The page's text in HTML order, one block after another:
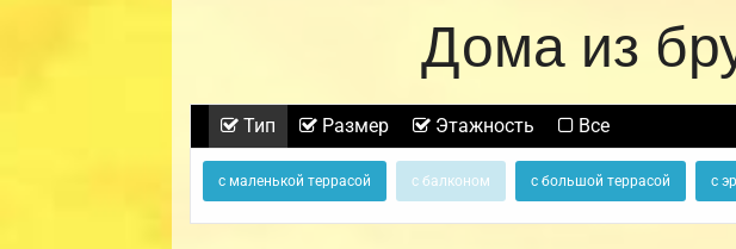
Дома из
Тип Размер Этажность Все
с маленькой террасой с балконом с большой террасой с